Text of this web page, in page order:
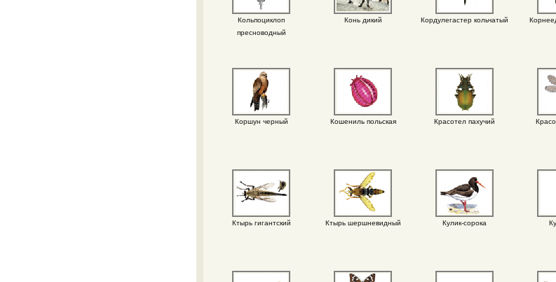
Кольпоциклоп
пресноводный
Конь дикий Кордулегастер кольчатый
Коршун черный Кошениль польская Красотел пахучий
Ктырь гигантский Ктырь шершневидный Кулик-сорока